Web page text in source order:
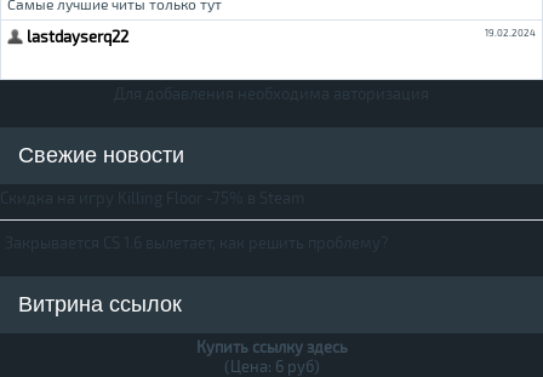
Свежие новости
Витрина ссылок
Купить ссылку здесь
(Цена: 6 руб)